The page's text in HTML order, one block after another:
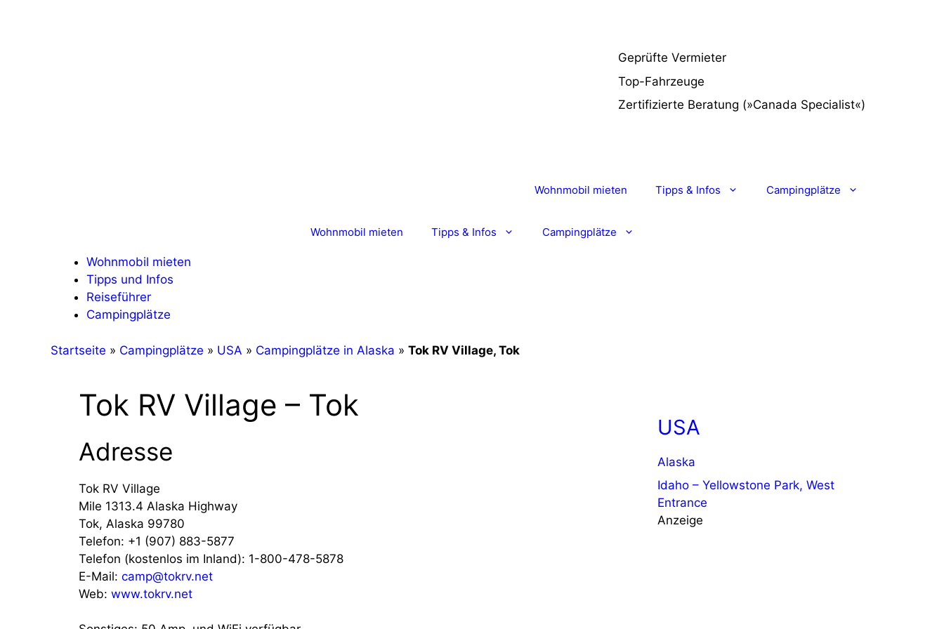
Geprüfte Vermieter
Top-Fahrzeuge
Zertifizierte Beratung (»Canada Specialist«)
Wohnmobil mieten Tipps & Infos Campingplätze
Wohnmobil mieten Tipps & Infos Campingplätze
Wohnmobil mieten
Tipps und Infos
Reiseführer
Campingplätze
Startseite » Campingplätze » USA » Campingplätze in Alaska » Tok RV Village, Tok
Tok RV Village – Tok
Adresse
Tok RV Village
Mile 1313.4 Alaska Highway
Tok, Alaska 99780
Telefon: +1 (907) 883-5877
Telefon (kostenlos im Inland): 1-800-478-5878
E-Mail: camp@tokrv.net
Web: www.tokrv.net
USA
Alaska
Idaho – Yellowstone Park, West
Entrance
Anzeige